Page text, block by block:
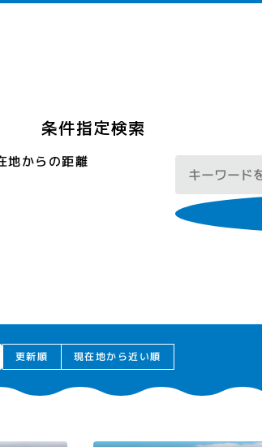
条件指定検索
地からの距離
更新順 現在地から近い順